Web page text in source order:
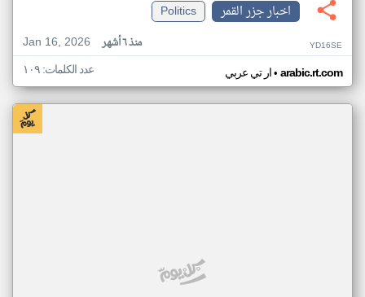
اخبار جزر القمر
Politics
Jan 16, 2026
منذ ٦ أشهر YD16SE
ار تي عربي• arabic.rt.com عدد الكلمات: ١٠٩